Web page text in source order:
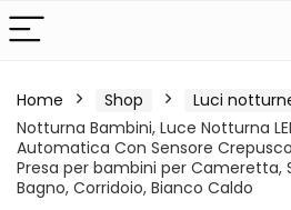
Home Shop Luci
Notturna Bambini, Luce Notturna
Automatica Con Sensore
Presa per bambini per Cameretta,
Bagno, Corridoio, Bianco Caldo